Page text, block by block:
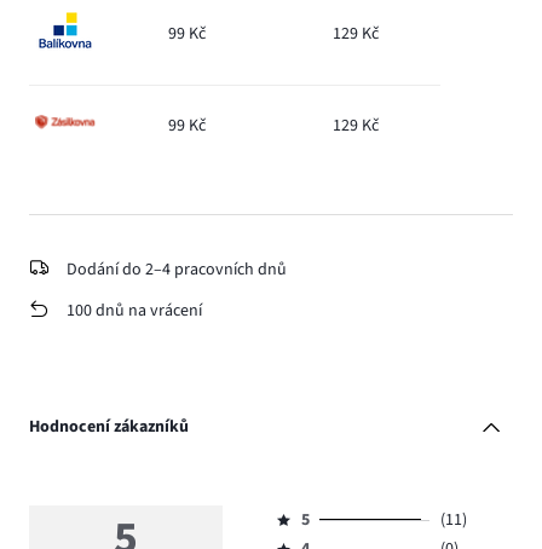
99 Kč 129 Kč
99 Kč 129 Kč
Dodání do 2–4 pracovních dnů
100 dnů na vrácení
Hodnocení zákazníků
Hodnocení
5
(11)